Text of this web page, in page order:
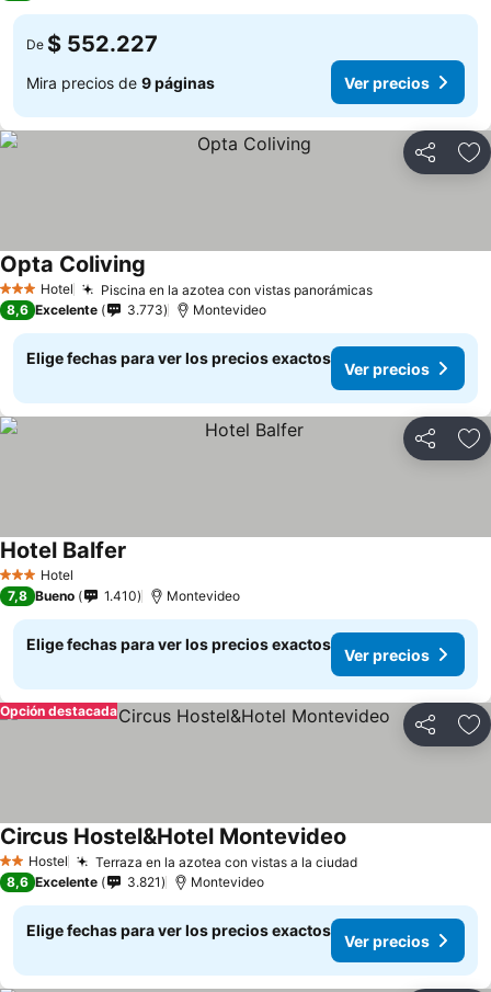
De $ 552.227
Mira precios de 9 páginas Ver precios
Compartir
3 Estrellas
Hotel Piscina en la azotea con vistas panorámicasVer precios
Opta Coliving
8,6 Excelente 3.773 Montevideo
Elige fechas para ver los precios exactos
Ver precios
Compartir
3 Estrellas
Hotel
Hotel Balfer
7,8 Bueno 1.410 Montevideo
Elige fechas para ver los precios exactos
Ver precios
Compartir
Opción destacada
2 Estrellas
Hostel Terraza en la azotea con vistas a la ciudadVer precios
Circus Hostel&Hotel Montevideo
8,6 Excelente 3.821 Montevideo
Elige fechas para ver los precios exactos
Ver precios